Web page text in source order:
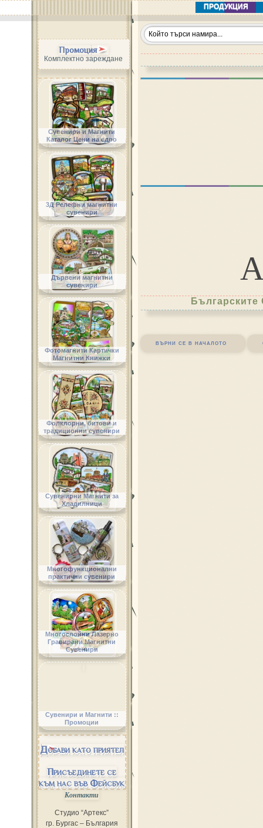
ПРОДУКЦИЯ
върни се в началото
Промоция
Комплектно зареждане
Сувенири и Магнити
Каталог Цени на едро
3Д Релефни магнитни
сувенири
Дървени магнитни
сувенири
Фотомагнити Картички
Магнитни Книжки
Фолклорни, битови и
традиционни сувенири
Сувенирни Магнити за
Хладилници
Многофункционални
практични сувенири
Многослойни Лазерно
Гравирани Магнитни
Сувенири
Сувенири и Магнити ::
Промоции
Добави като приятел
Присъединете се
към нас във Фейсбук
Контакти
Студио “Артекс”
гр. Бургас – България